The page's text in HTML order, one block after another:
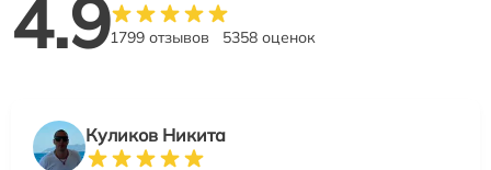
4.91799 отзывов 5358 оценок
Куликов Никита